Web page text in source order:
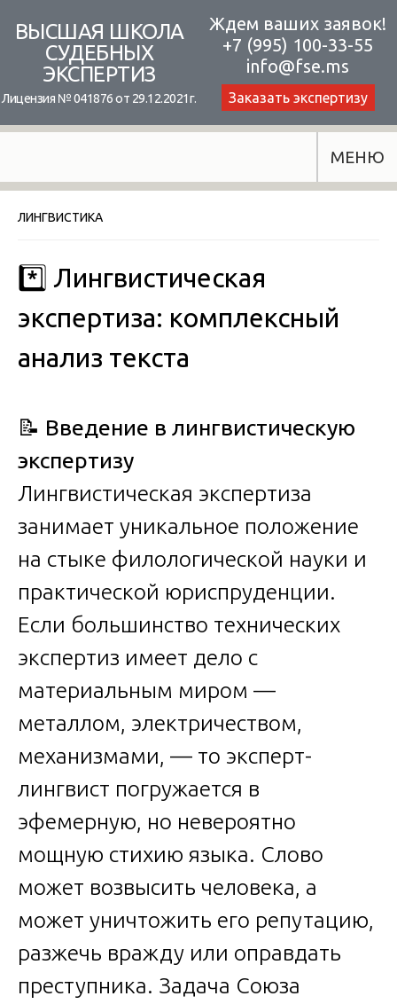
content
ВЫСШАЯ ШКОЛА
СУДЕБНЫХ
ЭКСПЕРТИЗ
Лицензия № 041876 от 29.12.2021г.
Ждем ваших заявок!
+7 (995) 100-33-55
info@fse.ms
Заказать экспертизу
МЕНЮ
ЛИНГВИСТИКА
*️⃣ Лингвистическая
экспертиза: комплексный
анализ текста
📝 Введение в лингвистическую
экспертизу
Лингвистическая экспертиза
занимает уникальное положение
на стыке филологической науки и
практической юриспруденции.
Если большинство технических
экспертиз имеет дело с
материальным миром —
металлом, электричеством,
механизмами, — то эксперт-
лингвист погружается в
эфемерную, но невероятно
мощную стихию языка. Слово
может возвысить человека, а
может уничтожить его репутацию,
разжечь вражду или оправдать
преступника. Задача Союза